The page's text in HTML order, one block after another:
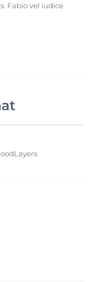
Fabio vel iudice